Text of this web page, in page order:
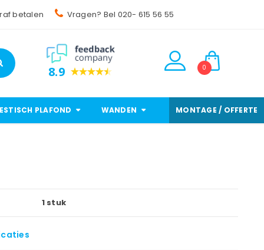
betalen Vragen? Bel 020- 615 56 55
8.9 0
PLAFOND WANDEN MONTAGE / OFFERTE
1 stuk